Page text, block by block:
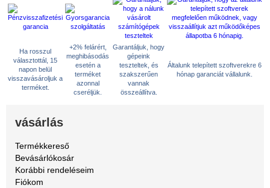
Ha rosszul
választottál, 15
napon belül
visszavásároljuk a
terméket.
+2% felárért,
meghibásodás
esetén a
terméket
azonnal
cseréljük.
Garantáljuk, hogy
gépeink
teszteltek, és
szakszerűen
vannak
összeállítva.
Általunk telepített szoftverekre 6
hónap garanciát vállalunk.
vásárlás
Termékkereső
Bevásárlókosár
Korábbi rendeléseim
Fiókom